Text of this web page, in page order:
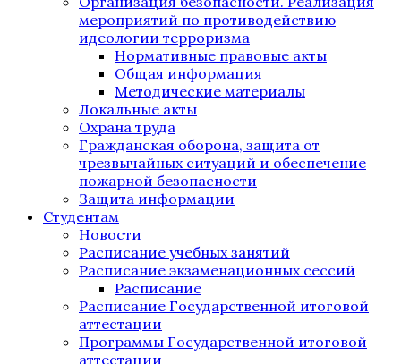
мероприятий по противодействию
идеологии терроризма
Нормативные правовые акты
Общая информация
Методические материалы
Локальные акты
Охрана труда
Гражданская оборона, защита от
чрезвычайных ситуаций и обеспечение
пожарной безопасности
Защита информации
Студентам
Новости
Расписание учебных занятий
Расписание экзаменационных сессий
Расписание
Расписание Государственной итоговой
аттестации
Программы Государственной итоговой
аттестации